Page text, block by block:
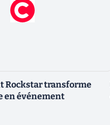
Rockstar transforme
en événement